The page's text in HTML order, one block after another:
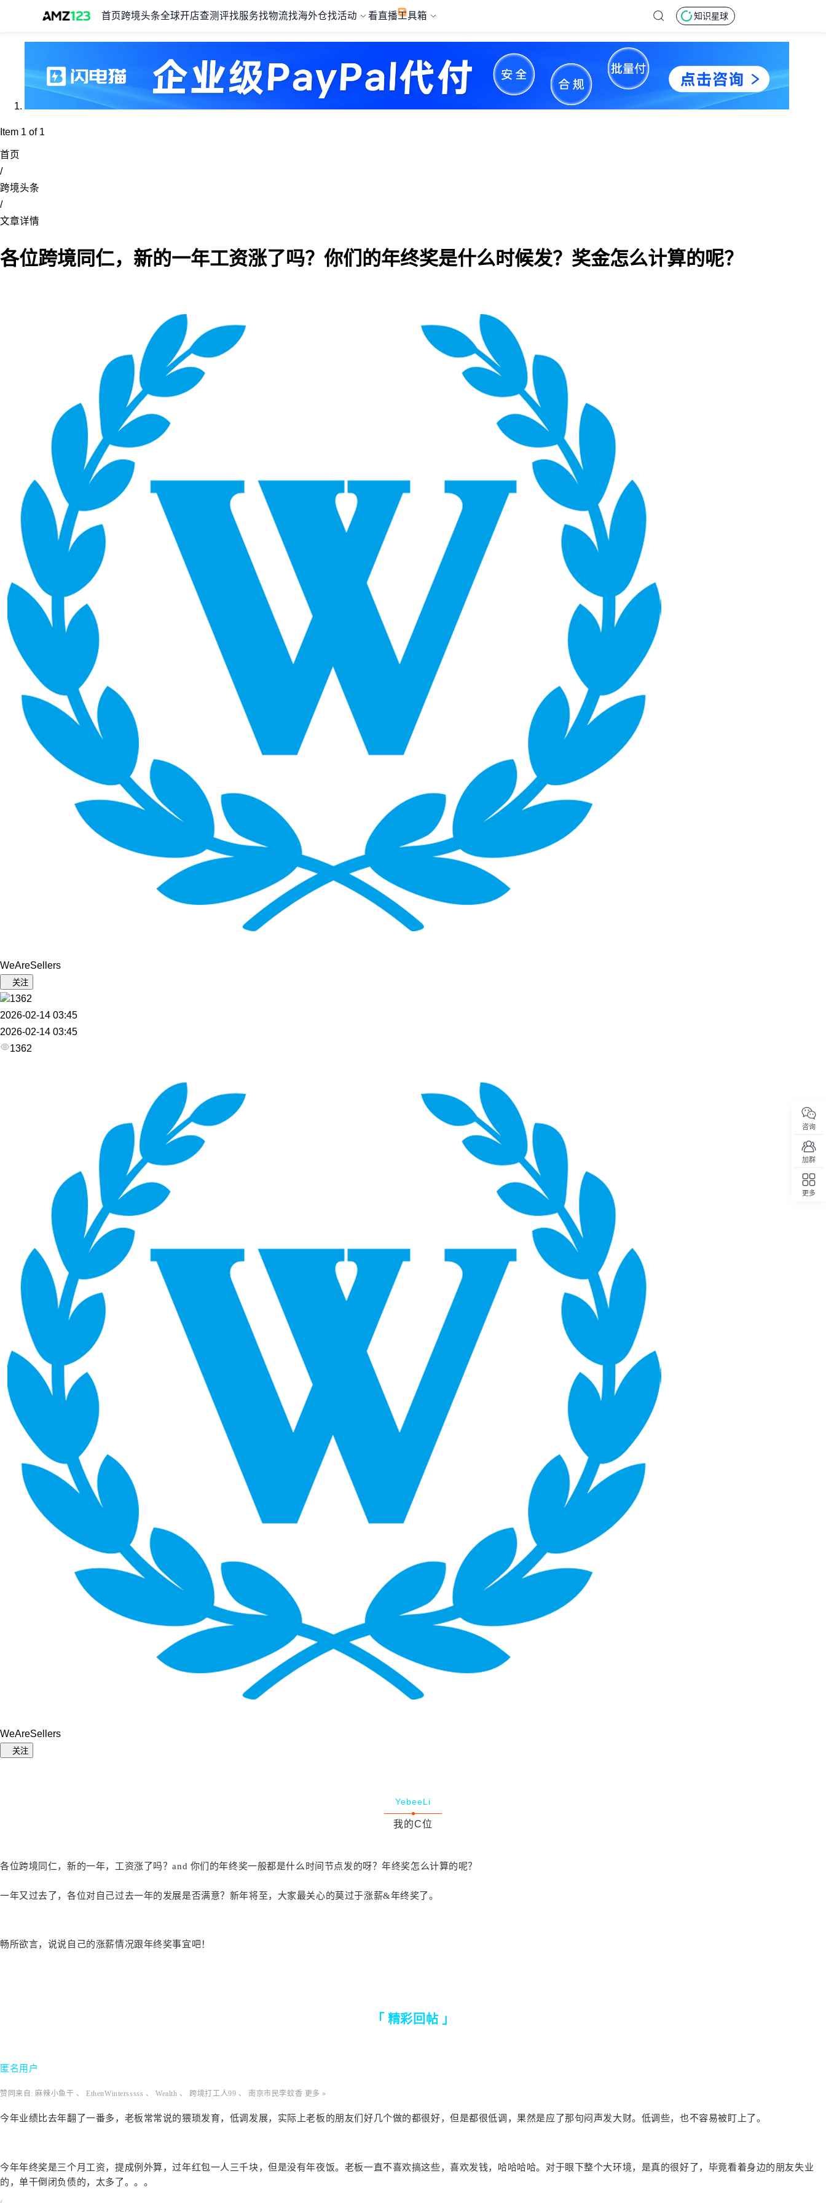
首页 跨境头条全球开店查测评找服务找物流找海外仓找活动 看直播工具箱 知识星球
Item 1 of 1
首页
/
跨境头条
/
文章详情
各位跨境同仁，新的一年工资涨了吗？你们的年终奖是什么时候发？奖金怎么计算的呢？
WeAreSellers
关注
1362
2026-02-14 03:45
2026-02-14 03:45
1362
WeAreSellers
关注
YebeeLi
我的C位
各位跨境同仁，新的一年，工资涨了吗？and 你们的年终奖一般都是什么时间节点发的呀？年终奖怎么计算的呢？
一年又过去了，各位对自己过去一年的发展是否满意？新年将至，大家最关心的莫过于涨薪&年终奖了。
畅所欲言，说说自己的涨薪情况跟年终奖事宜吧！
「 精彩回帖 」
匿名用户
赞同来自: 麻辣小鱼干 、 EthenWintersssss 、 Wealth 、 跨境打工人99 、 南京市民李蚊香 更多 »
今年业绩比去年翻了一番多，老板常常说的猥琐发育，低调发展，实际上老板的朋友们好几个做的都很好，但是都很低调，果然是应了那句闷声发大财。低调些，也不容易被盯上了。
今年年终奖是三个月工资，提成例外算，过年红包一人三千块，但是没有年夜饭。老板一直不喜欢搞这些，喜欢发钱，哈哈哈哈。对于眼下整个大环境，是真的很好了，毕竟看着身边的朋友失业
的，单干倒闭负债的，太多了。。。
咨询
加群
更多